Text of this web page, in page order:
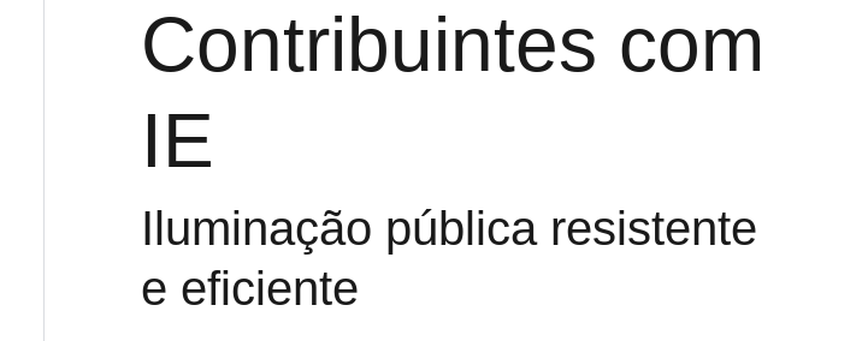
Contribuintes com
IE
Iluminação pública resistente
e eficiente